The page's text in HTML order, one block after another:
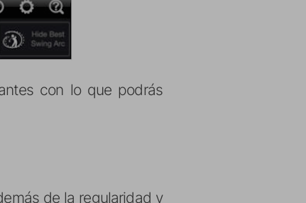
con lo que podrás
de la regularidad y